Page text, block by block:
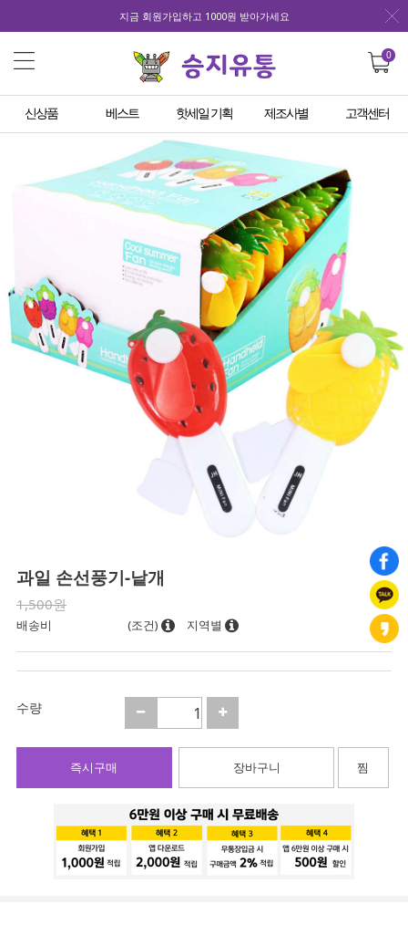
지금 회원가입하고 1000원 받아가세요
0
신상품 베스트 핫세일 기획 제조사별 고객센터
과일 손선풍기-낱개
1,500원
배송비 (조건) 지역별
수량
즉시구매 장바구니 찜